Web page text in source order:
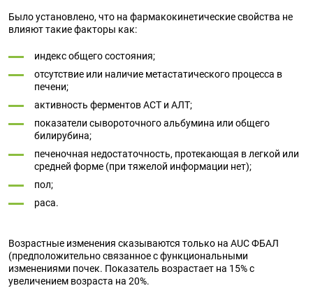
Было установлено, что на фармакокинетические свойства не
влияют такие факторы как:
индекс общего состояния;
отсутствие или наличие метастатического процесса в
печени;
активность ферментов АСТ и АЛТ;
показатели сывороточного альбумина или общего
билирубина;
печеночная недостаточность, протекающая в легкой или
средней форме (при тяжелой информации нет);
пол;
раса.
Возрастные изменения сказываются только на AUC ФБАЛ
(предположительно связанное с функциональными
изменениями почек. Показатель возрастает на 15% с
увеличением возраста на 20%.